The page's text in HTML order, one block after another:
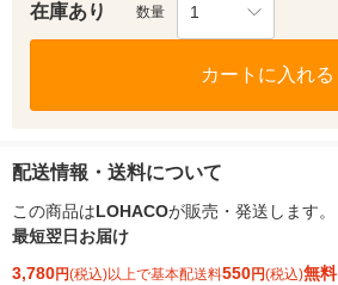
在庫あり 数量 1
カートに入れる
配送情報・送料について
この商品はLOHACOが販売・発送します。
最短翌日お届け
3,780円(税込)以上で基本配送料550円(税込)無料